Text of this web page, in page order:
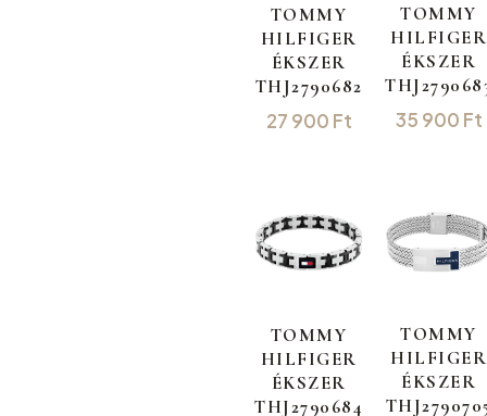
TOMMY
HILFIGER
ÉKSZER
THJ2790682
27 900 Ft
TOMMY
HILFIGER
ÉKSZER
35 900 Ft
TOMMY
HILFIGER
ÉKSZER
THJ2790684
TOMMY
HILFIGER
ÉKSZER